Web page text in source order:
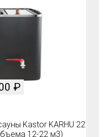
Kastor KARHU 22
12-22 м3)
₽